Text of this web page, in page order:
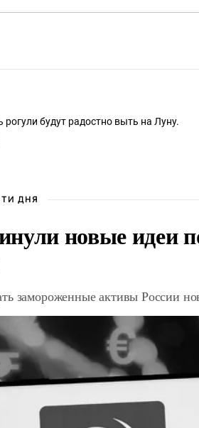
будут радостно выть на Луну.
ДНЯ
новые идеи
замороженные активы России